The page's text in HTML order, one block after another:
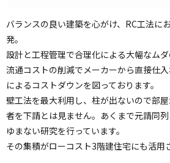
バランスの良い建築を心がけ、RC工法に
発。
設計と工程管理で合理化による大幅なムダ
流通コストの削減でメーカーから直接仕
によるコストダウンを図っております。
壁工法を最大利用し、柱が出ないので部
者を下請とは見ません。あくまで元請同
ゆまない研究を行っています。
その集積がローコスト3階建住宅にも活用